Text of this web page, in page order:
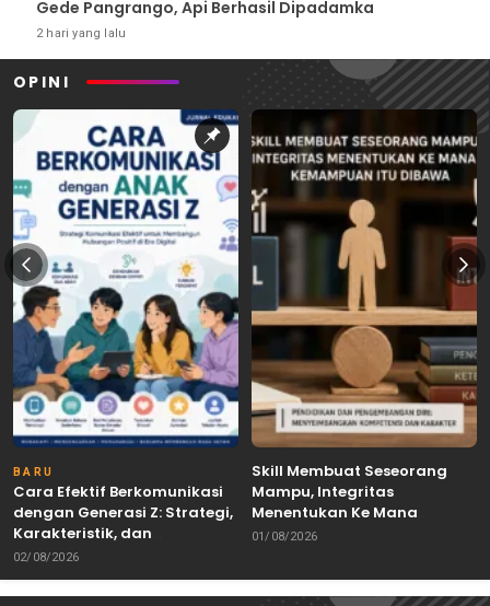
Gede Pangrango, Api Berhasil Dipadamka
2 hari yang lalu
OPINI
BARU
Cara Efektif Berkomunikasi
dengan Generasi Z: Strategi,
Karakteristik, dan
Tantangannya
02/08/2026
Skill Membuat Seseorang
Mampu, Integritas
Menentukan Ke Mana
Kemampuan Itu Dibawa
01/08/2026